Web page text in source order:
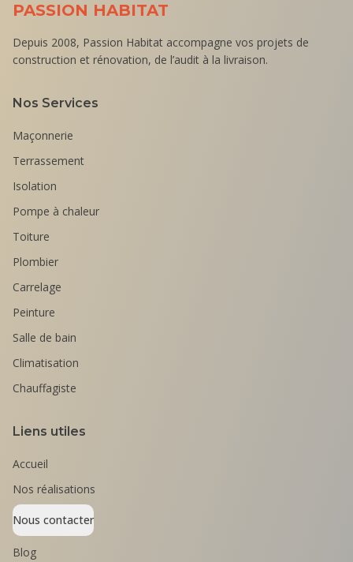
PASSION HABITAT
Depuis 2008, Passion Habitat accompagne vos projets de
construction et rénovation, de l’audit à la livraison.
Nos Services
Maçonnerie
Terrassement
Isolation
Pompe à chaleur
Toiture
Plombier
Carrelage
Peinture
Salle de bain
Climatisation
Chauffagiste
Liens utiles
Accueil
Nos réalisations
Nous contacter
Blog